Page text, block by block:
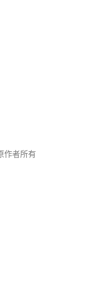
作者所有